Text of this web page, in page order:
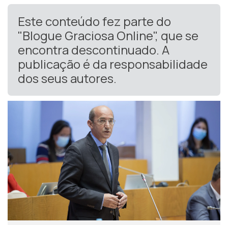
Este conteúdo fez parte do
"Blogue Graciosa Online", que se
encontra descontinuado. A
publicação é da responsabilidade
dos seus autores.